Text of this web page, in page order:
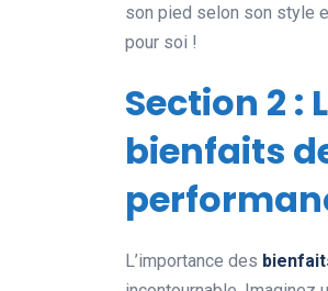
son pied selon son style
pour soi !
Section 2 :
bienfaits
L’importance des